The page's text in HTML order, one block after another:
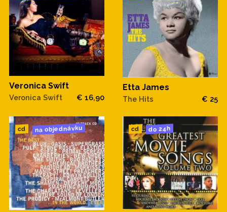
Veronica Swift
Veronica Swift € 16,90
Etta James
The Hits € 25
cd na objednávku cd do 24h